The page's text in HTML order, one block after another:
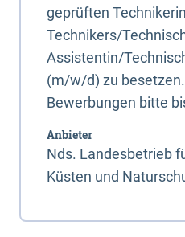
geprüften
Technikers/
Assistentin/
(m/w/d) zu
Bewerbungen bitte
Anbieter
Nds. Landesbetrieb
Küsten und